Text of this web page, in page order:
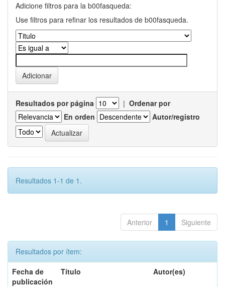
Adicione filtros para la b00fasqueda:
Use filtros para refinar los resultados de b00fasqueda.
Resultados por página | Ordenar por
En orden
Autor/registro
Resultados 1-1 de 1.
Anterior 1 Siguiente
Resultados por ítem:
Fecha de
publicación
Título Autor(es)